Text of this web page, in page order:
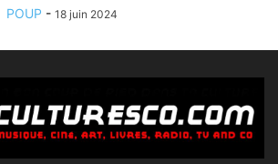
POUP - 18 juin 2024